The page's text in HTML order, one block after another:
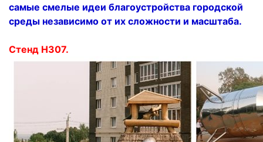
самые смелые идеи благоустройства городской
среды независимо от их сложности и масштаба.
Стенд Н307.